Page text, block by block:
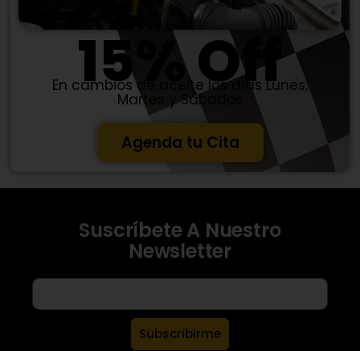
15% Off
En cambios de aceite los días Lunes,
Martes y Sábados
Agenda tu Cita
Suscríbete A Nuestro
Newsletter
Subscribirme